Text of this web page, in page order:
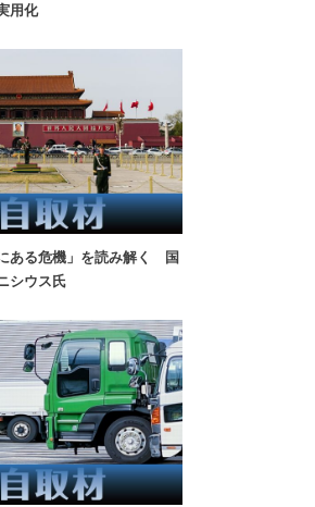
用化
ある危機」を読み解く 国
シウス氏